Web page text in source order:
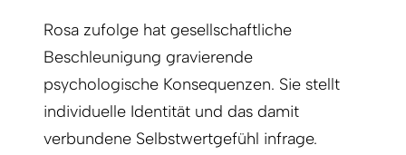
Rosa zufolge hat gesellschaftliche
Beschleunigung gravierende
psychologische Konsequenzen. Sie stellt
individuelle Identität und das damit
verbundene Selbstwertgefühl infrage.